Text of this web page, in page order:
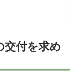
交付を求め